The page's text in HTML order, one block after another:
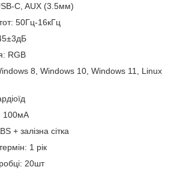
C, AUX (3.5мм)
50Гц-16кГц
RGB
8, Windows 10, Windows 11, Linux
100мА
+ залізна сітка
1 рік
20шт